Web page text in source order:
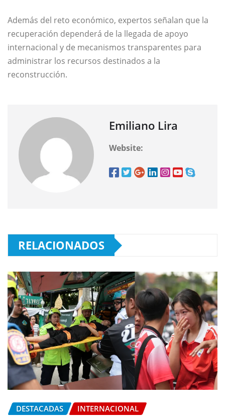
Además del reto económico, expertos señalan que la
recuperación dependerá de la llegada de apoyo
internacional y de mecanismos transparentes para
administrar los recursos destinados a la
reconstrucción.
Emiliano Lira
Website:
RELACIONADOS
DESTACADAS INTERNACIONAL